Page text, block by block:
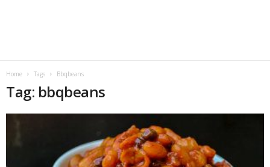
Home Tags Bbqbeans
Tag: bbqbeans